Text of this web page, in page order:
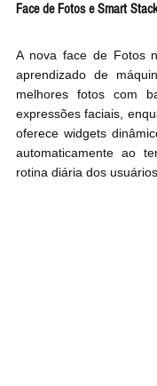
Face de Fotos e Smart
A nova face de Fotos
aprendizado de
melhores fotos com
expressões faciais,
oferece widgets
automaticamente ao
rotina diária dos